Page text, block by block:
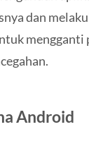
dan
Android